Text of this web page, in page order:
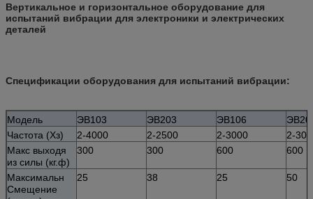
Вертикальное и горизонтальное оборудование для
испытаний вибрации для электроники и электрических
деталей
Спецификации оборудования для испытаний вибрации:
Модель ЭВ103 ЭВ203 ЭВ106
Частота (Хз)
2-4000 2-2500 2-3000
2-
Макс выходя
из силы (кг.ф)
300 300 600 600
Максимальн
Смещение
25 38 25 50